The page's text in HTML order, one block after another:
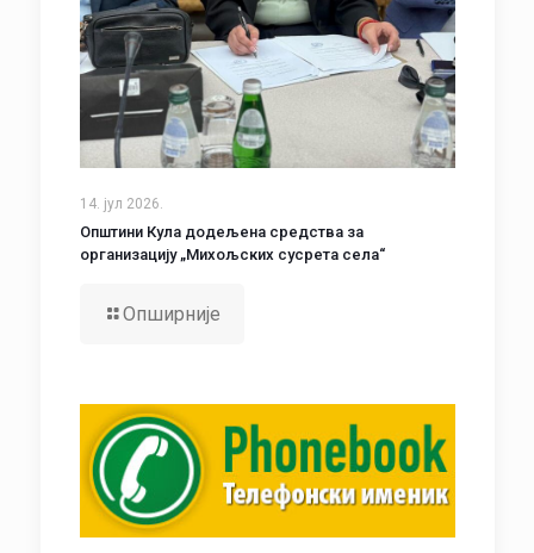
14. јул 2026.
Општини Кула додељена средства за
организацију „Михољских сусрета села“
Опширније